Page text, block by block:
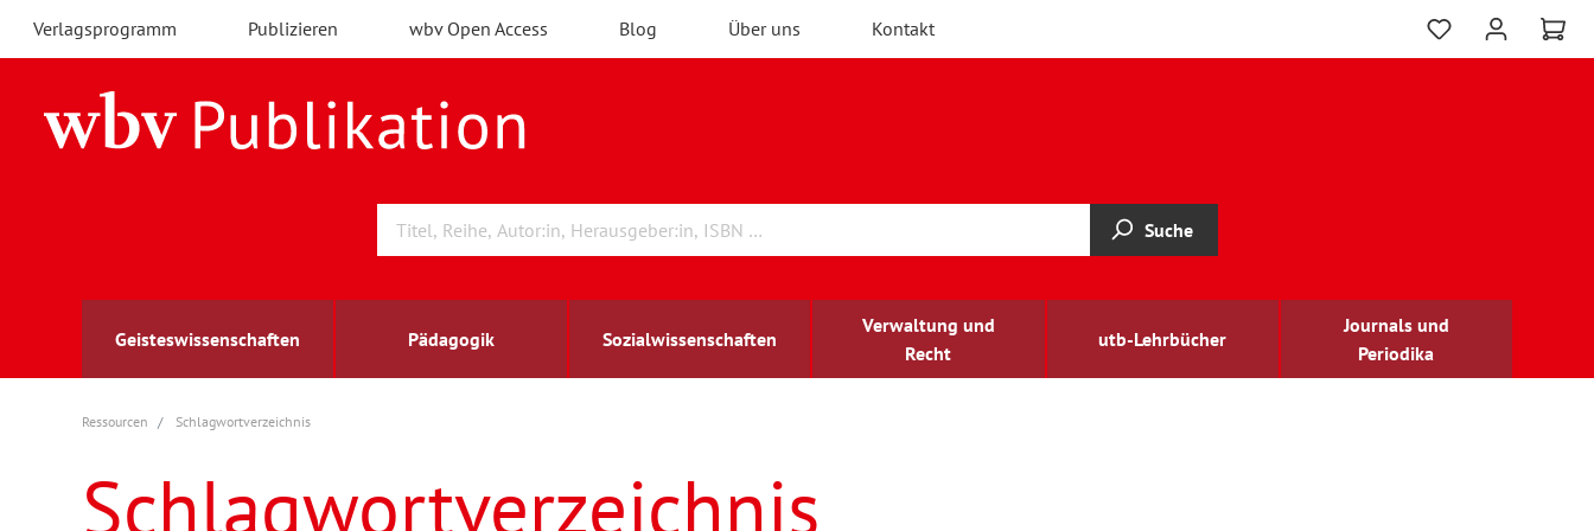
Verlagsprogramm Publizieren wbv Open Access Blog Über uns Kontakt
Suche
Geisteswissenschaften Pädagogik Sozialwissenschaften
Verwaltung und
Recht
utb-Lehrbücher
Journals und
Periodika
Archäologie
Berufs- und Wirtschaftspädagogik
Arbeitsmarktforschung
Außenwirtschaft
berufsbildung
Ressourcen Schlagwortverzeichnis
Schlagwortverzeichnis